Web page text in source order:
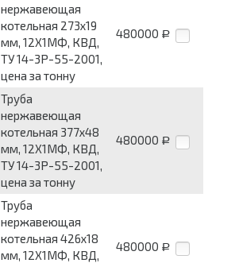
нержавеющая
котельная 273х19
мм, 12Х1МФ, КВД,
ТУ 14-3Р-55-2001,
цена за тонну
480000 Р
Труба
нержавеющая
котельная 377х48
мм, 12Х1МФ, КВД,
ТУ 14-3Р-55-2001,
цена за тонну
480000 Р
Труба
нержавеющая
котельная 426х18
мм, 12Х1МФ, КВД,
480000 Р